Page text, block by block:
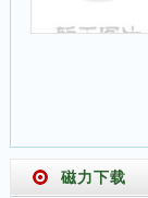
磁力下载